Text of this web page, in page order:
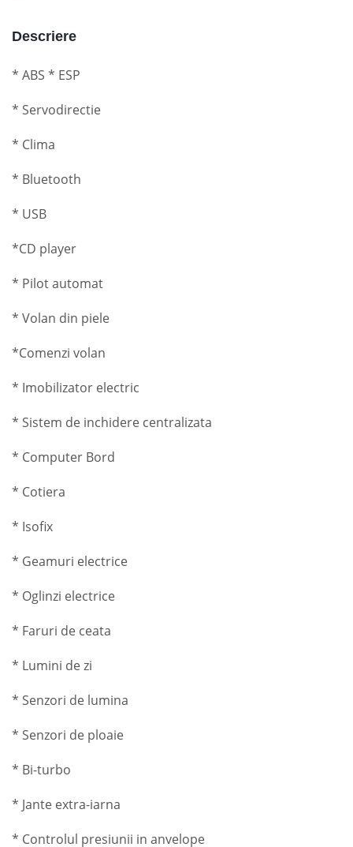
Descriere
* ABS * ESP
* Servodirectie
* Clima
* Bluetooth
* USB
*CD player
* Pilot automat
* Volan din piele
*Comenzi volan
* Imobilizator electric
* Sistem de inchidere centralizata
* Computer Bord
* Cotiera
* Isofix
* Geamuri electrice
* Oglinzi electrice
* Faruri de ceata
* Lumini de zi
* Senzori de lumina
* Senzori de ploaie
* Bi-turbo
* Jante extra-iarna
* Controlul presiunii in anvelope